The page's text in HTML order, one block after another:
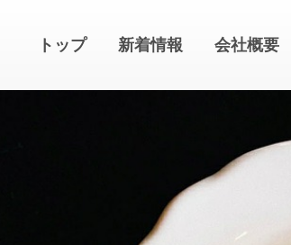
トップ 新着情報 会社概要